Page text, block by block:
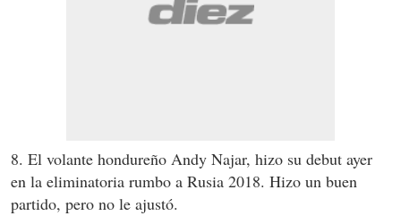
8. El volante hondureño Andy Najar, hizo su debut ayer
en la eliminatoria rumbo a Rusia 2018. Hizo un buen
partido, pero no le ajustó.